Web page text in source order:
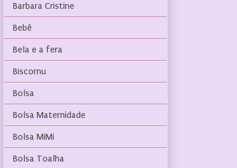
Barbara Cristine
Bebê
Bela e a fera
Biscornu
Bolsa
Bolsa Maternidade
Bolsa MiMi
Bolsa Toalha